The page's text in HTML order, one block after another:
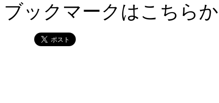
ブックマークはこちら